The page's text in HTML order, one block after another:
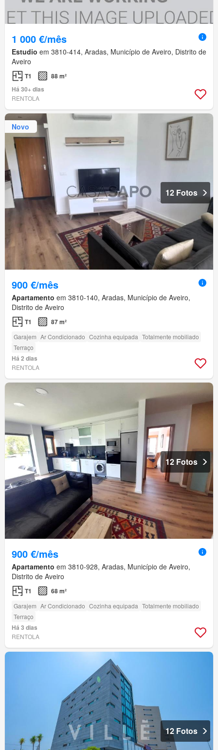
1 000 €/mês
Estudio em 3810-414, Aradas, Município de Aveiro, Distrito de
Aveiro
T1
88 m²
Há 30+ dias
RENTOLA
Novo
12 Fotos
900 €/mês
Apartamento em 3810-140, Aradas, Município de Aveiro,
Distrito de Aveiro
T1 87 m²
Garajem Ar Condicionado Cozinha equipada Totalmente mobiliado
Terraço
Há 2 dias
RENTOLA
12 Fotos
900 €/mês
Apartamento em 3810-928, Aradas, Município de Aveiro,
Distrito de Aveiro
T1 68 m²
Garajem Ar Condicionado Cozinha equipada Totalmente mobiliado
Terraço
Há 3 dias
RENTOLA
12 Fotos